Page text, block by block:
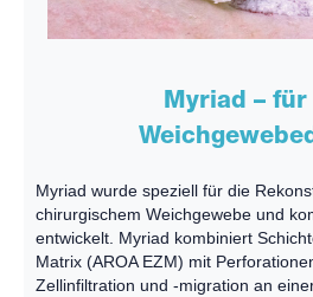
Myriad –
Myriad wurde speziell für die
chirurgischem Weichgewebe und
entwickelt. Myriad kombiniert
Matrix (AROA EZM) mit
Zellinfiltration und -migration an